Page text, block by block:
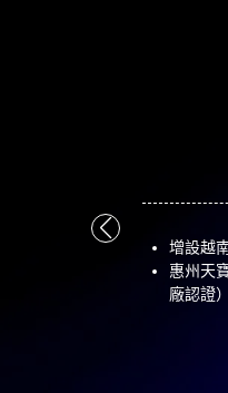
增設越
惠州天
廠認證）